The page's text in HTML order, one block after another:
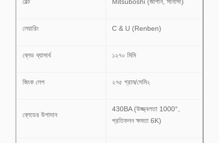
লেয়ারিং C & U (Renben)
ব্লেড ব্যাসার্ধ ১২৭০ মিমি
জিংক লেপ ২৭৫ গ্রাম/সেমি২
ব্লেডের উপাদান
430BA (উজ্জ্বলতা 1000°,
প্রতিফলন ক্ষমতা 6K)